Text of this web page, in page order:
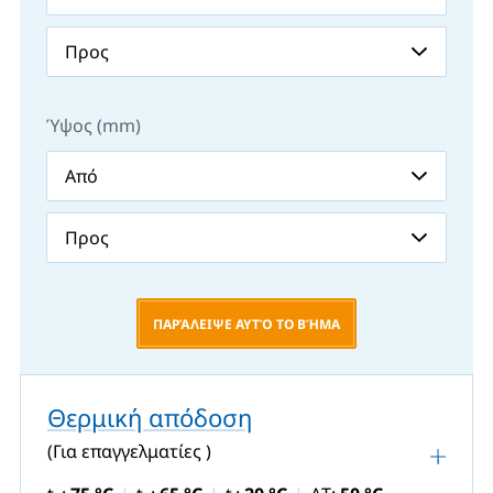
Ύψος (mm)
ΠΑΡΆΛΕΙΨΕ ΑΥΤΌ ΤΟ ΒΉΜΑ
Θερμική απόδοση
(Για επαγγελματίες )